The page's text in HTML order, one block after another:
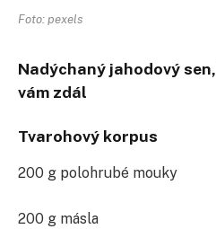
Foto: pexels
Nadýchaný jahodový sen,
vám zdál
Tvarohový korpus
200 g polohrubé mouky
200 g másla